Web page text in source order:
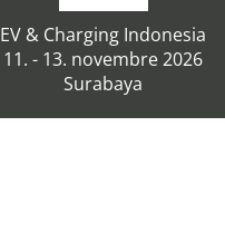
EV & Charging Indonesia
11. - 13. novembre 2026
Surabaya